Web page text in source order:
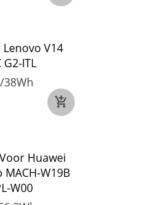
Lenovo V14
G2-ITL
38Wh
Huawei
W19B
W00